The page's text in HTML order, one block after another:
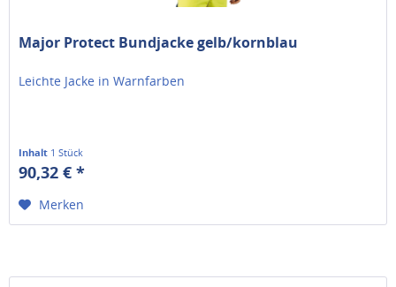
Major Protect Bundjacke gelb/kornblau
Leichte Jacke in Warnfarben
Inhalt 1 Stück
90,32 € *
Merken